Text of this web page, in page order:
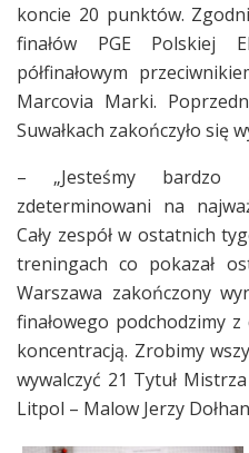
koncie 20 punktów.
finałów PGE Polskiej
półfinałowym
Marcovia Marki.
Suwałkach zakończyło się
– „Jesteśmy bardzo
zdeterminowani na
Cały zespół w ostatnich
treningach co pokazał
Warszawa zakończony
finałowego podchodzimy
koncentracją. Zrobimy
wywalczyć 21 Tytuł
Litpol – Malow Jerzy